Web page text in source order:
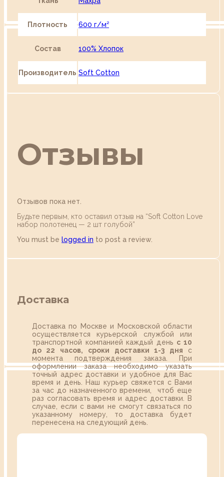
Плотность 600 г/м²
Состав 100% Хлопок
Производитель Soft Cotton
Отзывы
Отзывов пока нет.
Будьте первым, кто оставил отзыв на “Soft Сotton Love
набор полотенец — 2 шт голубой”
You must be logged in to post a review.
Доставка
Доставка по Москве и Московской области
осуществляется курьерской службой или
транспортной компанией каждый день с 10
до 22 часов,
сроки доставки 1-3 дня с
момента подтверждения заказа. При
оформлении заказа необходимо указать
точный адрес доставки и удобное для Вас
время и день. Наш курьер свяжется с Вами
за час до назначенного времени, чтоб еще
раз согласовать время и адрес доставки. В
случае, если с вами не смогут связаться по
указанному номеру, то доставка будет
перенесена на следующий день.